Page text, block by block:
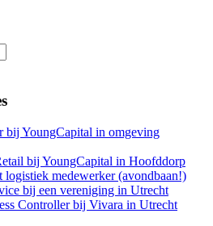
bij YoungCapital in omgeving
bij YoungCapital in Hoofddorp
logistiek medewerker (avondbaan!)
bij een vereniging in Utrecht
Controller bij Vivara in Utrecht